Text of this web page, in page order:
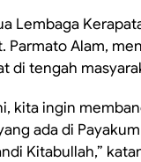
Lembaga
Parmato Alam,
di tengah
kita ingin
ada di
Kitabullah,”